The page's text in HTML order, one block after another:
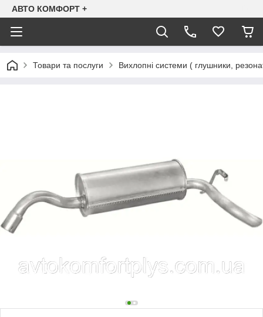
АВТО КОМФОРТ +
Товари та послуги Вихлопні системи ( глушники,